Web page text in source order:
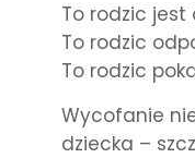
To rodzic jest
To rodzic
To rodzic
Wycofanie
dziecka –